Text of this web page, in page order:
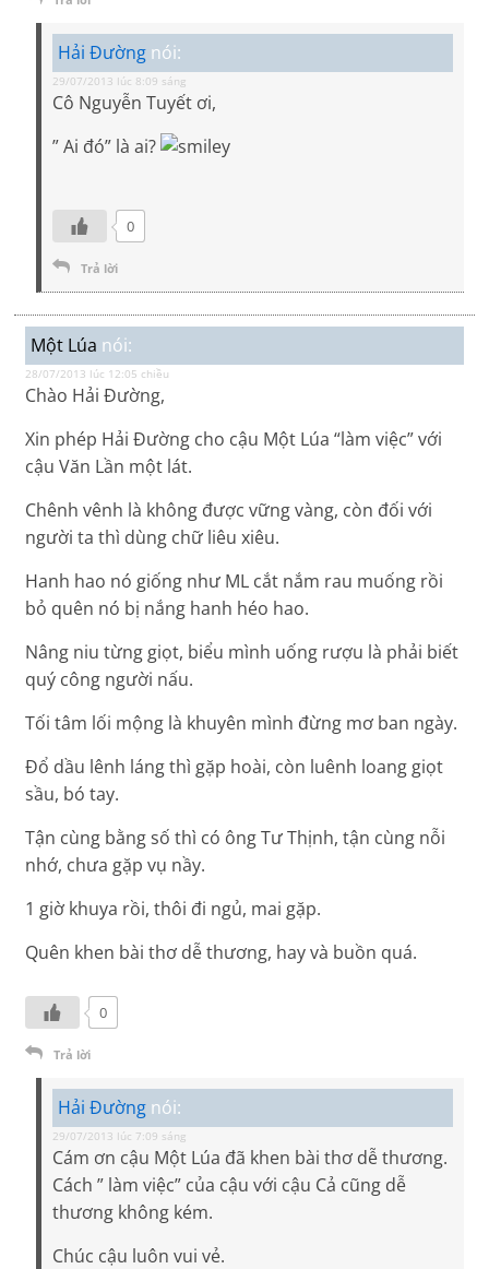
Hải Đường nói:
29/07/2013 lúc 8:09 sáng
Cô Nguyễn Tuyết ơi,
” Ai đó” là ai?
0
Trả lời
Một Lúa nói:
28/07/2013 lúc 12:05 chiều
Chào Hải Đường,
Xin phép Hải Đường cho cậu Một Lúa “làm việc” với
cậu Văn Lần một lát.
Chênh vênh là không được vững vàng, còn đối với
người ta thì dùng chữ liêu xiêu.
Hanh hao nó giống như ML cắt nắm rau muống rồi
bỏ quên nó bị nắng hanh héo hao.
Nâng niu từng giọt, biểu mình uống rượu là phải biết
quý công người nấu.
Tối tâm lối mộng là khuyên mình đừng mơ ban ngày.
Đổ dầu lênh láng thì gặp hoài, còn luênh loang giọt
sầu, bó tay.
Tận cùng bằng số thì có ông Tư Thịnh, tận cùng nỗi
nhớ, chưa gặp vụ nầy.
1 giờ khuya rồi, thôi đi ngủ, mai gặp.
Quên khen bài thơ dễ thương, hay và buồn quá.
0
Trả lời
Hải Đường nói:
29/07/2013 lúc 7:09 sáng
Cám ơn cậu Một Lúa đã khen bài thơ dễ thương.
Cách ” làm việc” của cậu với cậu Cả cũng dễ
thương không kém.
Chúc cậu luôn vui vẻ.